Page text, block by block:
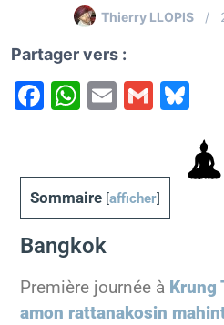
Thierry LLOPIS
Partager vers :
F
e
b
o
o
k
W
s
A
p
E
l
G
l
e
s
Sommaire [afficher]
Bangkok
Première journée à Krung
amon rattanakosin